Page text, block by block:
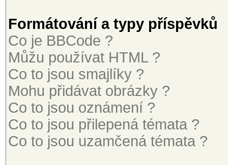
Formátování a typy příspěvků
Co je BBCode ?
Můžu používat HTML ?
Co to jsou smajlíky ?
Mohu přidávat obrázky ?
Co to jsou oznámení ?
Co to jsou přilepená témata ?
Co to jsou uzamčená témata ?